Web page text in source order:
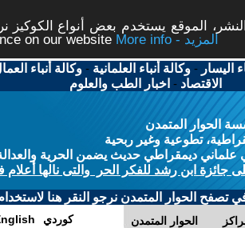
الموقع يستخدم بعض أنواع الكوكيز
on our website
More info - المزيد
اليسار -وكالة أنباء العلمانية -وكالة أنباء
الاقتصاد - اخبار الطب والعلوم
الحوار المتمدن
تطوعية وغير ربحية
ديمقراطي حديث يضمن الحرية والعدالة
جائزة ابن رشد للفكر الحر والتى نالها أعلام
تصفح الحوار المتمدن نرجو النقر هنا
الحوار المتمدن كوردي